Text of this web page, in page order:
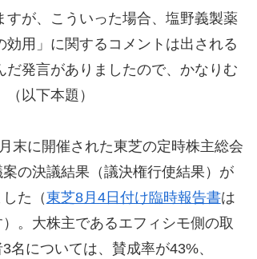
すが、こういった場合、塩野義製薬
用」に関するコメントは出される
発言がありましたので、かなりむ
以下本題）
末に開催された東芝の定時株主総会
の決議結果（議決権行使結果）が
た（東芝8月4日付け臨時報告書は
。大株主であるエフィシモ側の取
名については、賛成率が43%、